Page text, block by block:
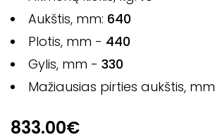
Aukštis, mm: 640
Plotis, mm - 440
Gylis, mm - 330
Mažiausias pirties aukštis,
833.00€